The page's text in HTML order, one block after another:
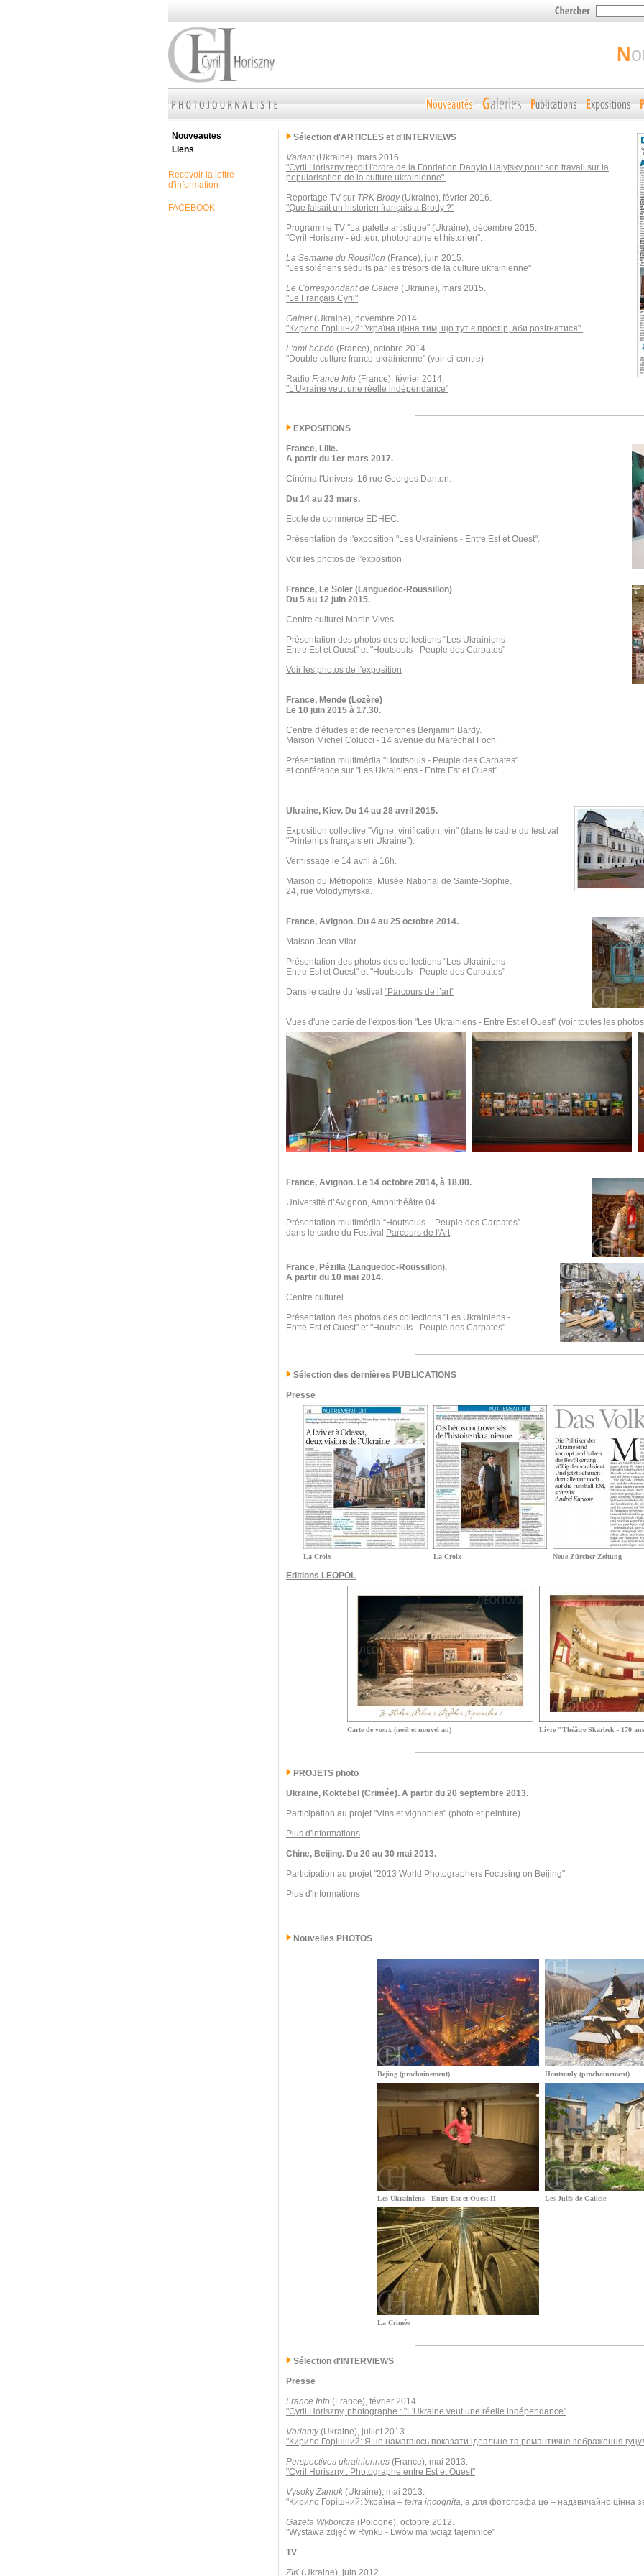
Nouveautes
Liens
Recevoir la lettre
d'information
FACEBOOK
Sélection d'ARTICLES et d'INTERVIEWS
Variant(Ukraine), mars 2016.
"Cyril Horiszny reçoit l'ordre de la Fondation Danylo Halytsky pour son travail sur la
popularisation de la culture ukrainienne".
Reportage TV sur TRK Brody(Ukraine), février 2016.
"Que faisait un historien français a Brody ?"
Programme TV "La palette artistique" (Ukraine), décembre 2015.
"Cyril Horiszny - éditeur, photographe et historien".
La Semaine du Rousillon (France), juin 2015.
"Les solériens séduits par les trésors de la culture ukrainienne"
Le Correspondant de Galicie (Ukraine), mars 2015.
"Le Français Cyril"
Galnet(Ukraine), novembre 2014.
"Кирило Горішний: Україна цінна тим, що тут є простір, аби розігнатися"
L'ami hebdo (France), octobre 2014.
"Double culture franco-ukrainienne" (voir ci-contre)
Radio France Info (France), février 2014.
"L'Ukraine veut une réelle indépendance"
EXPOSITIONS
France, Lille.
A partir du 1er mars 2017.
Cinéma l'Univers. 16 rue Georges Danton.
Du 14 au 23 mars.
Ecole de commerce EDHEC.
Présentation de l'exposition "Les Ukrainiens - Entre Est et Ouest".
Voir les photos de l'exposition
France, Le Soler (Languedoc-Roussillon)
Du 5 au 12 juin 2015.
Centre culturel Martin Vives
Présentation des photos des collections "Les Ukrainiens -
Entre Est et Ouest" et "Houtsouls - Peuple des Carpates"
Voir les photos de l'exposition
France, Mende (Lozère)
Le 10 juin 2015 à 17.30.
Centre d'études et de recherches Benjamin Bardy.
Maison Michel Colucci - 14 avenue du Maréchal Foch.
Présentation multimédia "Houtsouls - Peuple des Carpates"
et conférence sur "Les Ukrainiens - Entre Est et Ouest".
Ukraine, Kiev. Du 14 au 28 avril 2015.
Exposition collective "Vigne, vinification, vin" (dans le cadre du festival
"Printemps français en Ukraine").
Vernissage le 14 avril à 16h.
Maison du Métropolite, Musée National de Sainte-Sophie.
24, rue Volodymyrska.
France, Avignon. Du 4 au 25 octobre 2014.
Maison Jean Vilar
Présentation des photos des collections "Les Ukrainiens -
Entre Est et Ouest" et "Houtsouls - Peuple des Carpates"
Dans le cadre du festival "Parcours de l’art"
Vues d'une partie de l'exposition "Les Ukrainiens - Entre Est et Ouest" (voir toutes les
France, Avignon. Le 14 octobre 2014, à 18.00.
Université d’Avignon, Amphithéâtre 04.
Présentation multimédia “Houtsouls – Peuple des Carpates”
dans le cadre du Festival Parcours de l'Art.
France, Pézilla (Languedoc-Roussillon).
A partir du 10 mai 2014.
Centre culturel
Présentation des photos des collections "Les Ukrainiens -
Entre Est et Ouest" et "Houtsouls - Peuple des Carpates"
Sélection des dernières PUBLICATIONS
Presse
La Croix La Croix Neue Zürcher Zeitung
Editions LEOPOL
Carte de vœux (noël et nouvel an) Livre "Théâtre Skarbek - 170
PROJETS photo
Ukraine, Koktebel (Crimée). A partir du 20 septembre 2013.
Participation au projet "Vins et vignobles" (photo et peinture).
Plus d'informations
Chine, Beijing. Du 20 au 30 mai 2013.
Participation au projet "2013 World Photographers Focusing on Beijing".
Plus d'informations
Nouvelles PHOTOS
Bejing (prochainement) Houtsouly (prochainement)
Les Ukrainiens - Entre Est et Ouest II Les Juifs de Galicie
La Crimée
Sélection d'INTERVIEWS
Presse
France Info (France), février 2014.
"Cyril Horiszny, photographe : "L'Ukraine veut une réelle indépendance"
Varianty(Ukraine), juillet 2013.
"Кирило Горішний: Я не намагаюсь показати ідеальне та романтичне зображення
Perspectives ukrainiennes (France), mai 2013.
"Cyril Horiszny : Photographe entre Est et Ouest"
Vysoky Zamok (Ukraine), mai 2013.
"Кирило Горішний: Україна – terra incognita, а для фотографа це – надзвичайно цінна
Gazeta Wyborcza (Pologne), octobre 2012.
"Wystawa zdjęć w Rynku - Lwów ma wciąż tajemnice"
TV
ZIK (Ukraine), juin 2012.